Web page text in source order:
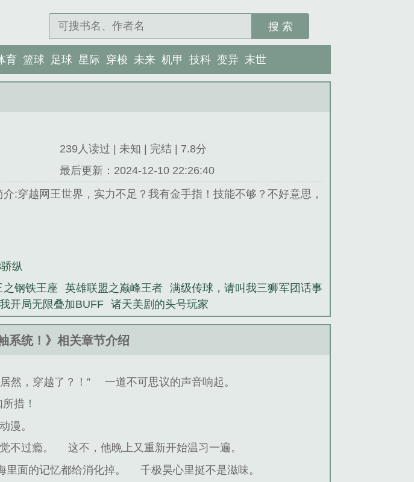
搜 索
育 篮球 足球 星际 穿梭 未来 机甲 技科 变异 末世
239人读过 | 未知 | 完结 | 7.8分
最后更新：2024-12-10 22:26:40
:穿越网王世界，实力不足？我有金手指！技能不够？不好意思，
纵
之钢铁王座 英雄联盟之巅峰王者
满级传球，请叫我三狮军团话事
开局无限叠加BUFF 诸天美剧的头号玩家
系统！》相关章节介绍
然，穿越了？！”
一道不可思议的声音响起。
措！
漫。
不过瘾。
这不，他晚上又重新开始温习一遍。
里面的记忆都给消化掉。
千极昊心里挺不是滋味。